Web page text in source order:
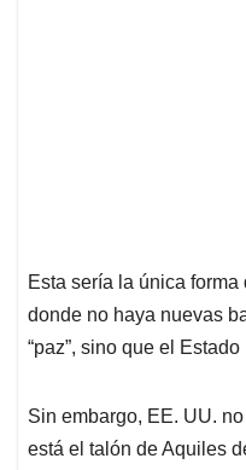
Esta sería la única
donde no haya nuevas
“paz”, sino que el
Sin embargo, EE. UU.
está el talón de Aquiles